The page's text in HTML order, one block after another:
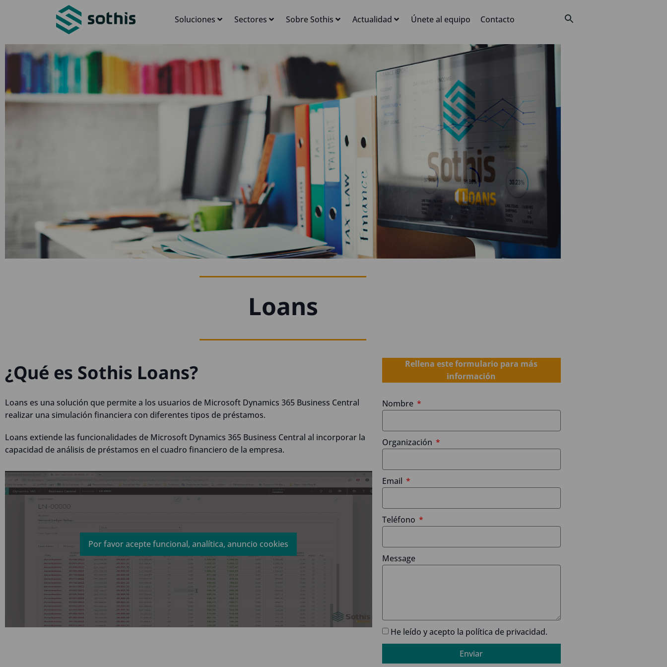
Soluciones Sectores Sobre Sothis Actualidad Únete al equipo Contacto
Loans
¿Qué es Sothis Loans?
Loans es una solución que permite a los usuarios de Microsoft Dynamics 365 Business Central
realizar una simulación financiera con diferentes tipos de préstamos.
Loans extiende las funcionalidades de Microsoft Dynamics 365 Business Central al incorporar la
capacidad de análisis de préstamos en el cuadro financiero de la empresa.
Por favor acepte funcional, analítica, anuncio cookies
Rellena este formulario para más
información
Nombre
Organización
Email
Teléfono
Message
He leído y acepto la política de privacidad.
Enviar